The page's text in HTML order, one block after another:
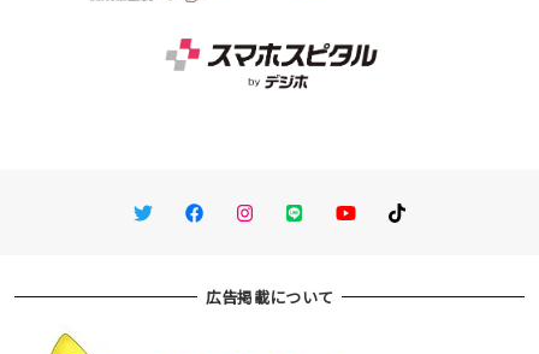
TwitterFacebookInstagram
LINE You TubeTikTok
広告掲載について